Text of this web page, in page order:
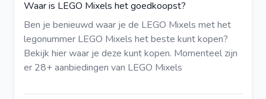
Waar is LEGO Mixels het goedkoopst?
Ben je benieuwd waar je de LEGO Mixels met het
legonummer LEGO Mixels het beste kunt kopen?
Bekijk hierwaar je deze kunt kopen. Momenteel zijn
er 28+ aanbiedingen van LEGO Mixels